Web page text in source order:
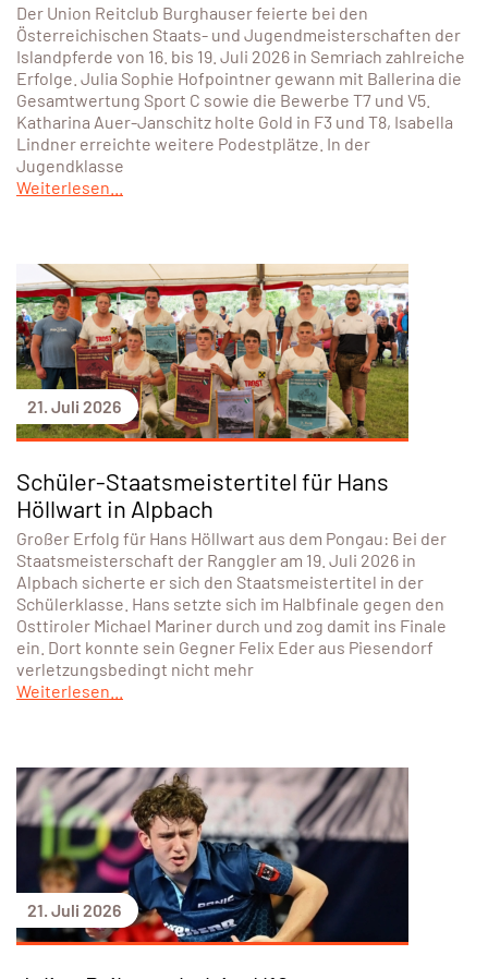
Der Union Reitclub Burghauser feierte bei den
Österreichischen Staats- und Jugendmeisterschaften der
Islandpferde von 16. bis 19. Juli 2026 in Semriach zahlreiche
Erfolge. Julia Sophie Hofpointner gewann mit Ballerina die
Gesamtwertung Sport C sowie die Bewerbe T7 und V5.
Katharina Auer-Janschitz holte Gold in F3 und T8, Isabella
Lindner erreichte weitere Podestplätze. In der
Jugendklasse
Weiterlesen...
21. Juli 2026
Schüler-Staatsmeistertitel für Hans
Höllwart in Alpbach
Großer Erfolg für Hans Höllwart aus dem Pongau: Bei der
Staatsmeisterschaft der Ranggler am 19. Juli 2026 in
Alpbach sicherte er sich den Staatsmeistertitel in der
Schülerklasse. Hans setzte sich im Halbfinale gegen den
Osttiroler Michael Mariner durch und zog damit ins Finale
ein. Dort konnte sein Gegner Felix Eder aus Piesendorf
verletzungsbedingt nicht mehr
Weiterlesen...
21. Juli 2026